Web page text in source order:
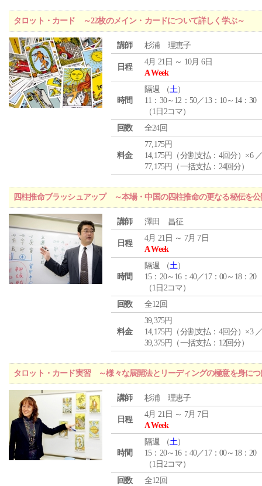
タロット・カード ～22枚のメイン・カードについて詳しく学ぶ～
講師 杉浦 理恵子
日程
4月 21日 ～ 10月 6日
A Week
時間
隔週 （土）
11：30～12：50／13：10～14：30
（1日2コマ）
回数
全24回
料金
77,175円
14,175円（分割支払：4回分）×6
77,175円（一括支払：24回分）
四柱推命ブラッシュアップ ～本場・中国の四柱推命の更なる秘伝を
講師 澤田 昌征
日程
4月 21日 ～ 7月 7日
A Week
時間
隔週 （土）
15：20～16：40／17：00～18：20
（1日2コマ）
回数
全12回
料金
39,375円
14,175円（分割支払：4回分）×3
39,375円（一括支払：12回分）
タロット・カード実習 ～様々な展開法とリーディングの極意を身につ
講師 杉浦 理恵子
日程
4月 21日 ～ 7月 7日
A Week
時間
隔週 （土）
15：20～16：40／17：00～18：20
（1日2コマ）
回数
全12回